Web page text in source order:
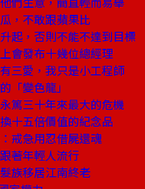
，不敢跟蘋果比
起，否則不能不達到目標
會發布十幾位總經理
三愛，我只是小工程師
「變色龍」
篤三十年來最大的危機
十五倍價值的紀念品
戒急用忍借屍還魂
著年輕人流行
族移居江南終老